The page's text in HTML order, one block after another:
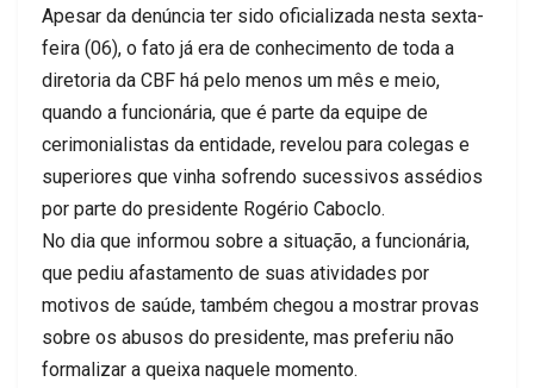
Apesar da denúncia ter sido oficializada nesta sexta-
feira (06), o fato já era de conhecimento de toda a
diretoria da CBF há pelo menos um mês e meio,
quando a funcionária, que é parte da equipe de
cerimonialistas da entidade, revelou para colegas e
superiores que vinha sofrendo sucessivos assédios
por parte do presidente Rogério Caboclo.
No dia que informou sobre a situação, a funcionária,
que pediu afastamento de suas atividades por
motivos de saúde, também chegou a mostrar provas
sobre os abusos do presidente, mas preferiu não
formalizar a queixa naquele momento.